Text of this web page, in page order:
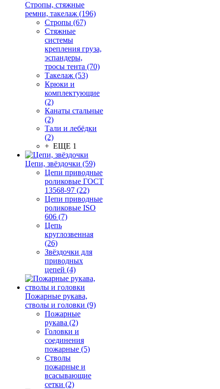
Стропы, стяжные
ремни, такелаж (196)
Стропы (67)
Стяжные
системы
крепления груза,
эспандеры,
тросы тента (70)
Такелаж (53)
Крюки и
комплектующие
(2)
Канаты стальные
(2)
Тали и лебёдки
(2)
+ ЕЩЕ 1
Цепи, звёздочки (59)
Цепи приводные
роликовые ГОСТ
13568-97 (22)
Цепи приводные
роликовые ISO
606 (7)
Цепь
круглозвенная
(26)
Звёздочки для
приводных
цепей (4)
Пожарные рукава,
стволы и головки (9)
Пожарные
рукава (2)
Головки и
соединения
пожарные (5)
Стволы
пожарные и
всасывающие
сетки (2)